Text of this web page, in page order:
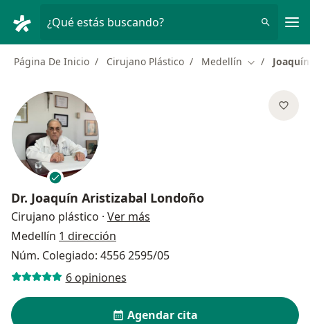
¿Qué estás buscando?
Página De Inicio Cirujano Plástico Medellín Cambiar de
Dr. Joaquín Aristizabal Londoño
Cirujano plástico · Ver más
Medellín 1 dirección
Núm. Colegiado: 4556 2595/05
6 opiniones
Agendar cita